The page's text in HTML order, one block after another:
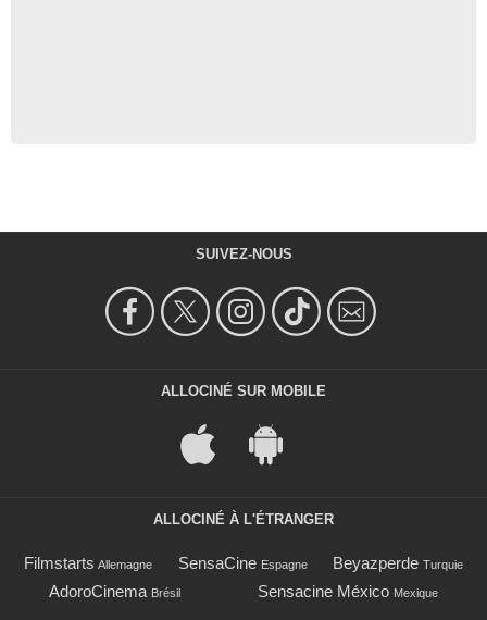
SUIVEZ-NOUS
ALLOCINÉ SUR MOBILE
ALLOCINÉ À L'ÉTRANGER
Filmstarts Allemagne SensaCine Espagne Beyazperde Turquie
AdoroCinema Brésil Sensacine México Mexique